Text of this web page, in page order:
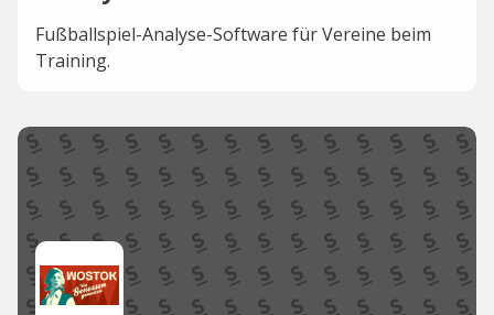
Fußballspiel-Analyse-Software für Vereine beim
Training.